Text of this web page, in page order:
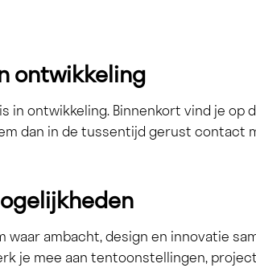
ontwikkeling
is in ontwikkeling. Binnenkort vind je op
dan in de tussentijd gerust contact
waar ambacht, design en innovatie
je mee aan tentoonstellingen,